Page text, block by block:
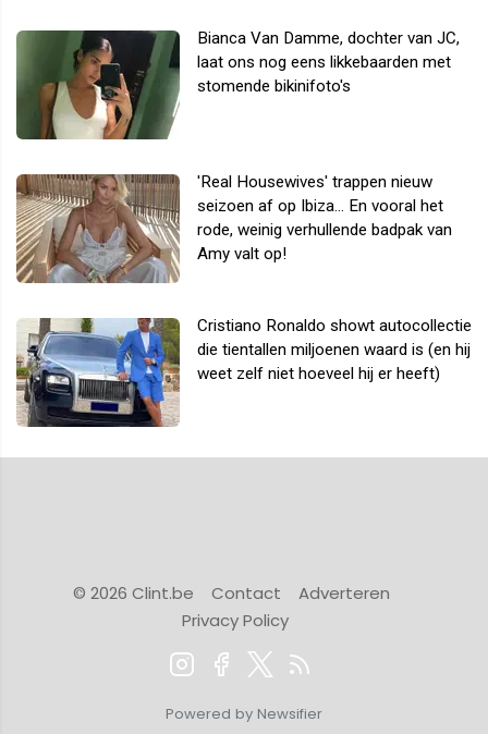
Bianca Van Damme, dochter van JC,
laat ons nog eens likkebaarden met
stomende bikinifoto's
'Real Housewives' trappen nieuw
seizoen af op Ibiza... En vooral het
rode, weinig verhullende badpak van
Amy valt op!
Cristiano Ronaldo showt autocollectie
die tientallen miljoenen waard is (en hij
weet zelf niet hoeveel hij er heeft)
© 2026 Clint.be Contact
Adverteren
Privacy Policy
Powered by Newsifier